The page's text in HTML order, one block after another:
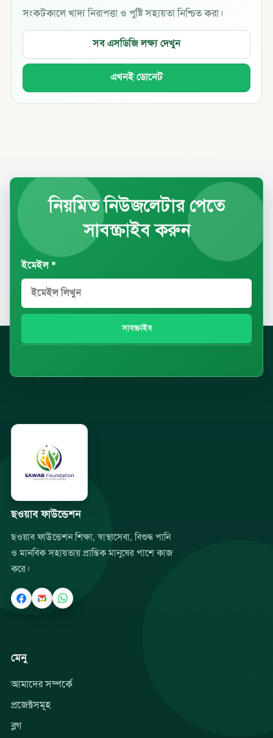
সংকটকালে খাদ্য নিরাপত্তা ও পুষ্টি সহায়তা নিশ্চিত করা।
সব এসডিজি লক্ষ্য দেখুন
এখনই ডোনেট
নিয়মিত নিউজলেটার পেতে
সাবস্ক্রাইব করুন
ইমেইল *
সাবস্ক্রাইব
ছওয়াব ফাউন্ডেশন
ছওয়াব ফাউন্ডেশন শিক্ষা, স্বাস্থ্যসেবা, বিশুদ্ধ পানি
ও মানবিক সহায়তায় প্রান্তিক মানুষের পাশে কাজ
করে।
মেনু
আমাদের সম্পর্কে
প্রজেক্টসমূহ
ব্লগ